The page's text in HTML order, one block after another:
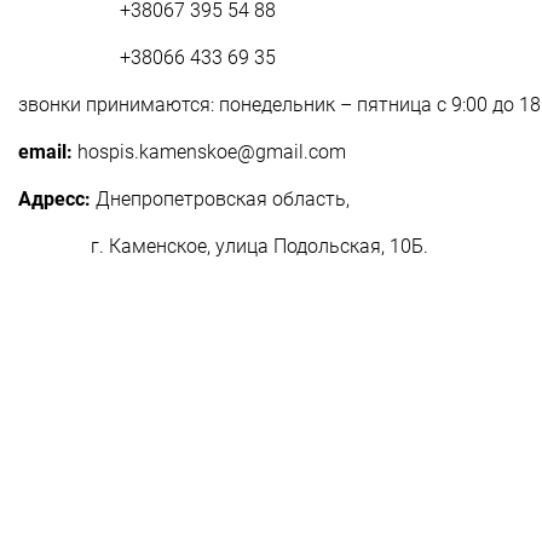
+38067 395 54 88
+38066 433 69 35
звонки принимаются: понедельник – пятница с 9:00 до
email: hospis.kamenskoe@gmail.com
Адресс: Днепропетровская область,
г. Каменское, улица Подольская, 10Б.